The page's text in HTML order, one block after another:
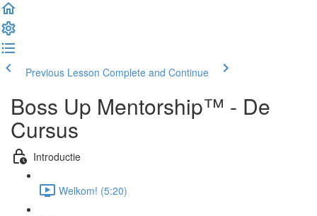
Previous Lesson Complete and Continue
Boss Up Mentorship™ - De
Cursus
Introductie
Welkom! (5:20)